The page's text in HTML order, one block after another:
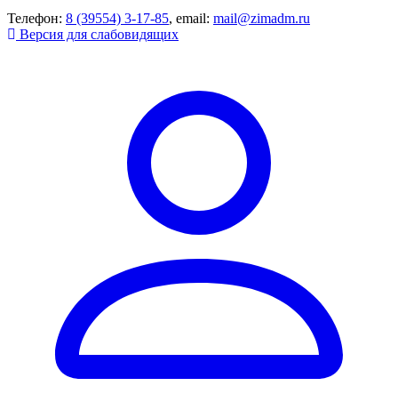
Телефон: 8 (39554) 3-17-85, email: mail@zimadm.ru
Версия для слабовидящих